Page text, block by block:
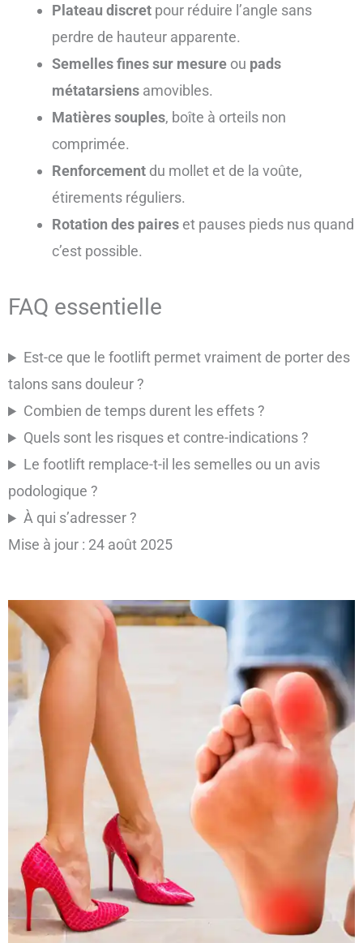
Plateau discret pour réduire l’angle sans
perdre de hauteur apparente.
Semelles fines sur mesure ou pads
métatarsiens amovibles.
Matières souples, boîte à orteils non
comprimée.
Renforcement du mollet et de la voûte,
étirements réguliers.
Rotation des paires et pauses pieds nus quand
c’est possible.
FAQ essentielle
Est-ce que le footlift permet vraiment de porter des
talons sans douleur ?
Combien de temps durent les effets ?
Quels sont les risques et contre-indications ?
Le footlift remplace-t-il les semelles ou un avis
podologique ?
À qui s’adresser ?
Mise à jour : 24 août 2025